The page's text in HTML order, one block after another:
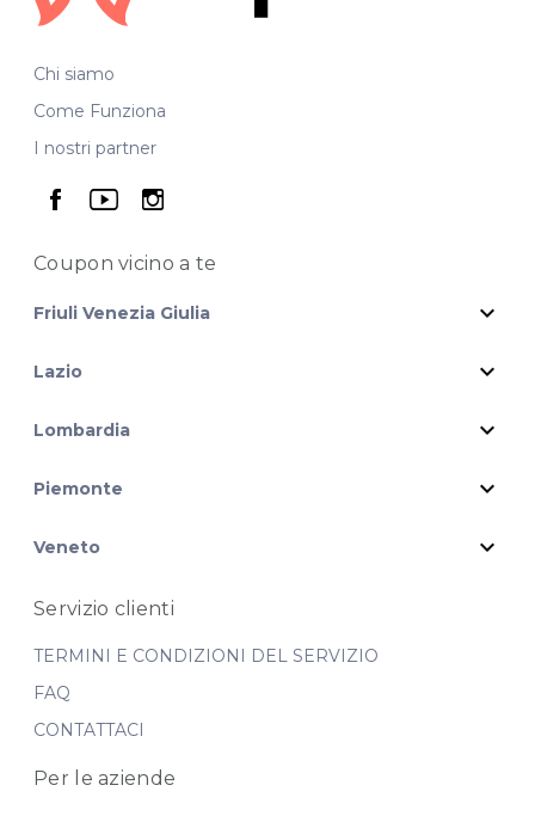
Chi siamo
Come Funziona
I nostri partner
seguici su facebook
seguici su youtube
seguici su instagram
Coupon vicinoa te
Friuli Venezia Giulia expand_more
Lazio expand_more
Lombardia expand_more
Piemonte expand_more
Veneto expand_more
Servizio clienti
TERMINI E CONDIZIONI DEL SERVIZIO
FAQ
CONTATTACI
Per le aziende